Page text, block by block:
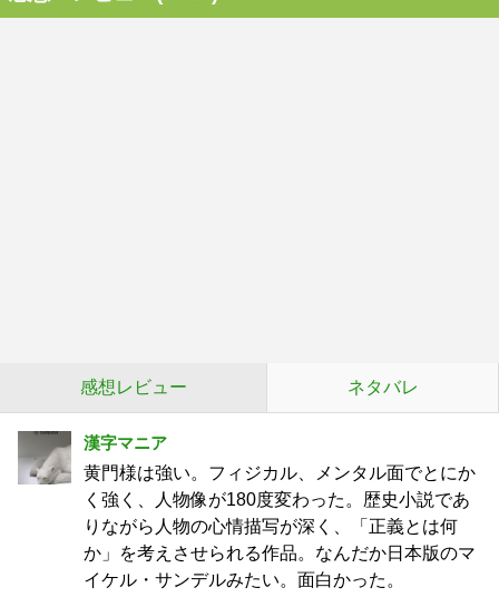
感想レビュー ネタバレ
漢字マニア
黄門様は強い。フィジカル、メンタル面でとにか
く強く、人物像が180度変わった。歴史小説であ
りながら人物の心情描写が深く、「正義とは何
か」を考えさせられる作品。なんだか日本版のマ
イケル・サンデルみたい。面白かった。